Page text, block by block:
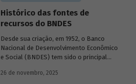
Histórico das fontes de
recursos do BNDES
Desde sua criação, em 1952, o Banco
Nacional de Desenvolvimento Econômico
e Social (BNDES) tem sido o principal
brasileiro, ocupando um espaço central
26 de novembro, 2025